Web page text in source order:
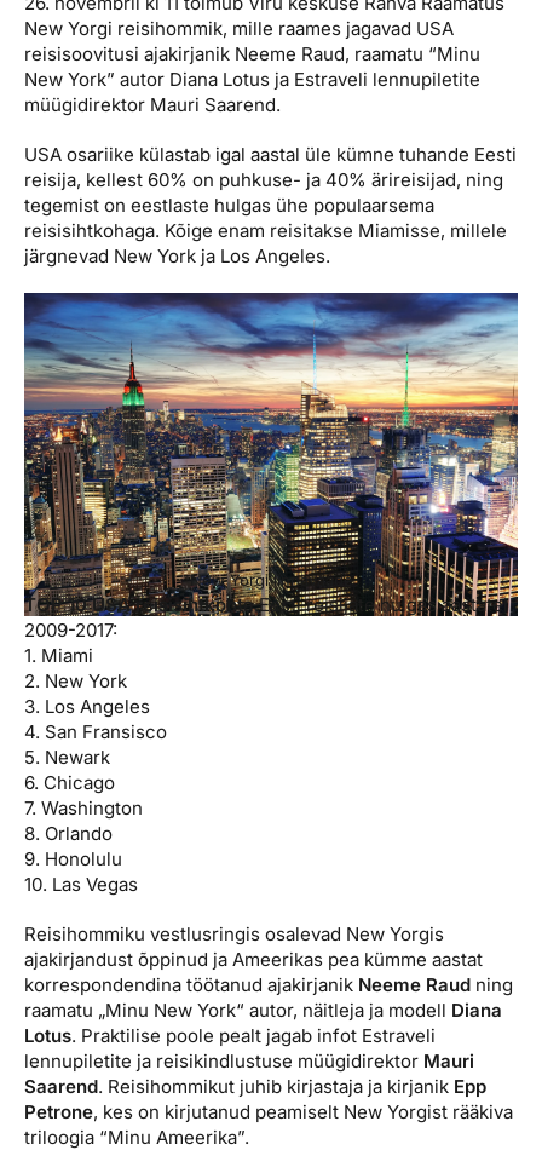
Reisitarvete e-pood
Airalo eSIM
Reisija meelespea
Kuldkaart
Platinum Club
Püsisoodustused
Boonuspunktid
Meist
Ettevõttest, kontaktid, reisikonsultandi teenus, tule
tööle, uudised...
Ettevõttest
Kontaktid
Reisikonsultandi teenus
Tule tööle
Uudised
New Yorgi reisihommik, mille raames jagavad USA
reisisoovitusi ajakirjanik Neeme Raud, raamatu “Minu
New York” autor Diana Lotus ja Estraveli lennupiletite
müügidirektor Mauri Saarend.
USA osariike külastab igal aastal üle kümne tuhande Eesti
reisija, kellest 60% on puhkuse- ja 40% ärireisijad, ning
tegemist on eestlaste hulgas ühe populaarsema
reisisihtkohaga. Kõige enam reisitakse Miamisse, millele
järgnevad New York ja Los Angeles.
New Yorgi linnavaade
TOP 10 USA reisisihtkohtaEesti reisijate hulgas aastatel
2009-2017:
1. Miami
2. New York
3. Los Angeles
4. San Fransisco
5. Newark
6. Chicago
7. Washington
8. Orlando
9. Honolulu
10. Las Vegas
Reisihommiku vestlusringis osalevad New Yorgis
ajakirjandust õppinud ja Ameerikas pea kümme aastat
korrespondendina töötanud ajakirjanik Neeme Raud ning
raamatu „Minu New York“ autor, näitleja ja modell Diana
Lotus. Praktilise poole pealt jagab infot Estraveli
lennupiletite ja reisikindlustuse müügidirektor Mauri
Saarend. Reisihommikut juhib kirjastaja ja kirjanik Epp
Petrone, kes on kirjutanud peamiselt New Yorgist rääkiva
triloogia “Minu Ameerika”.